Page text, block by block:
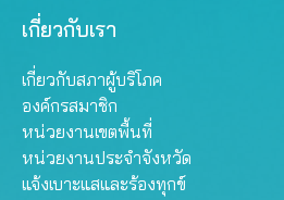
เกี่ยวกับเรา
เกี่ยวกับสภาผู้บริโภค
องค์กรสมาชิก
หน่วยงานเขตพื้นที่
หน่วยงานประจำจังหวัด
แจ้งเบาะแสและร้องทุกข์